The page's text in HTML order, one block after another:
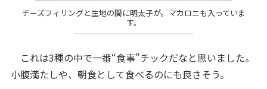
チーズフィリングと生地の間に明太子が。マカロニも入っていま
す。
これは3種の中で一番“食事”チックだなと思いました。
小腹満たしや、朝食として食べるのにも良さそう。